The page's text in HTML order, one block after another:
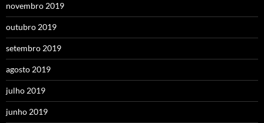
novembro 2019
outubro 2019
setembro 2019
agosto 2019
julho 2019
junho 2019